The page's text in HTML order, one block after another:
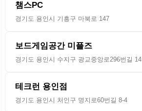
챔스PC
경기도 용인시 기흥구 마북로 147
보드게임공간 미플즈
경기도 용인시 수지구 광교중앙로296번길 14
테크런 용인점
경기도 용인시 처인구 명지로60번길 8-4